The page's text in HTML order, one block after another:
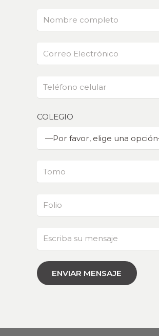
COLEGIO